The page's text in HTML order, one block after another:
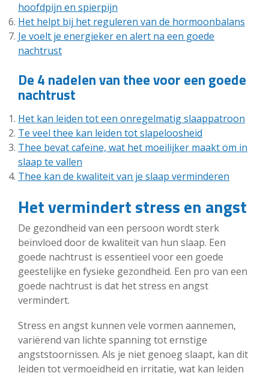
hoofdpijn en spierpijn
Het helpt bij het reguleren van de hormoonbalans
Je voelt je energieker en alert na een goede
nachtrust
De 4 nadelen van thee voor een goede
nachtrust
Het kan leiden tot een onregelmatig slaappatroon
Te veel thee kan leiden tot slapeloosheid
Thee bevat cafeïne, wat het moeilijker maakt om in
slaap te vallen
Thee kan de kwaliteit van je slaap verminderen
Het vermindert stress en angst
De gezondheid van een persoon wordt sterk
beïnvloed door de kwaliteit van hun slaap. Een
goede nachtrust is essentieel voor een goede
geestelijke en fysieke gezondheid. Een pro van een
goede nachtrust is dat het stress en angst
vermindert.
Stress en angst kunnen vele vormen aannemen,
variërend van lichte spanning tot ernstige
angststoornissen. Als je niet genoeg slaapt, kan dit
leiden tot vermoeidheid en irritatie, wat kan leiden